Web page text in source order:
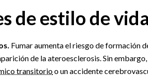
de estilo de vida
Fumar aumenta el riesgo de formación
de la ateroesclerosis. Sin
transitorioo un accidente